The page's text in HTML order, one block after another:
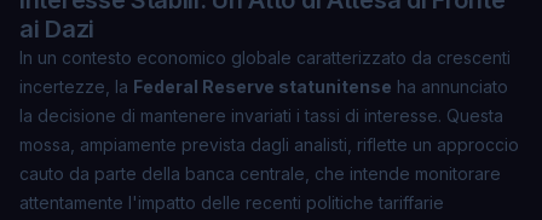
ai Dazi
In un contesto economico globale caratterizzato da crescenti
incertezze, la Federal Reserve statunitense ha annunciato
la decisione di mantenere invariati i tassi di interesse. Questa
mossa, ampiamente prevista dagli analisti, riflette un approccio
cauto da parte della banca centrale, che intende monitorare
attentamente l'impatto delle recenti politiche tariffarie